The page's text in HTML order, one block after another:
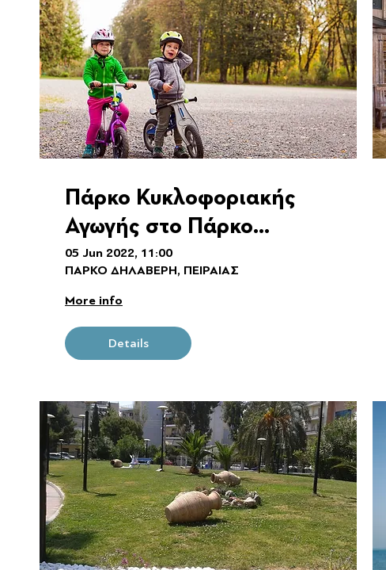
Πάρκο Κυκλοφοριακής
Αγωγής στο Πάρκο
Δηλαβέρη
05 Jun 2022, 11:00
ΠΑΡΚΟ ΔΗΛΑΒΕΡΗ, ΠΕΙΡΑΙΑΣ
More info
Details